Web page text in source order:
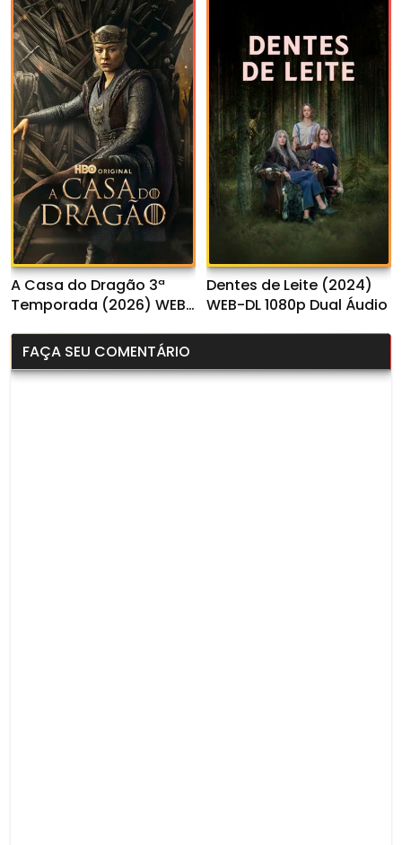
A Casa do Dragão 3ª
Temporada (2026) WEB-
Dentes de Leite (2024)
WEB-DL 1080p Dual Áudio
FAÇA SEU COMENTÁRIO